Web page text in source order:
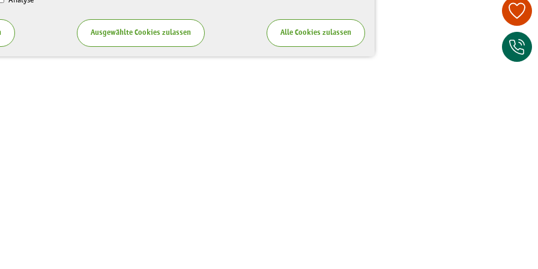
Ausgewählte Cookies zulassen Alle Cookies zulassen
Spenden Sie
Zum